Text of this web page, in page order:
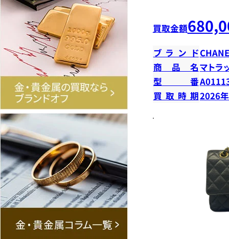
買取金額
ブランド
商品名マトラ
型番
買取時期2026